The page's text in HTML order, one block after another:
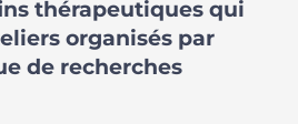
thérapeutiques qui
organisés par
de recherches